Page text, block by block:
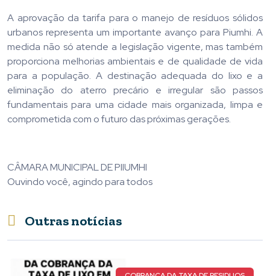
A aprovação da tarifa para o manejo de resíduos sólidos
urbanos representa um importante avanço para Piumhi. A
medida não só atende a legislação vigente, mas também
proporciona melhorias ambientais e de qualidade de vida
para a população. A destinação adequada do lixo e a
eliminação do aterro precário e irregular são passos
fundamentais para uma cidade mais organizada, limpa e
comprometida com o futuro das próximas gerações.
CÂMARA MUNICIPAL DE PIIUMHI
Ouvindo você, agindo para todos
Outras notícias